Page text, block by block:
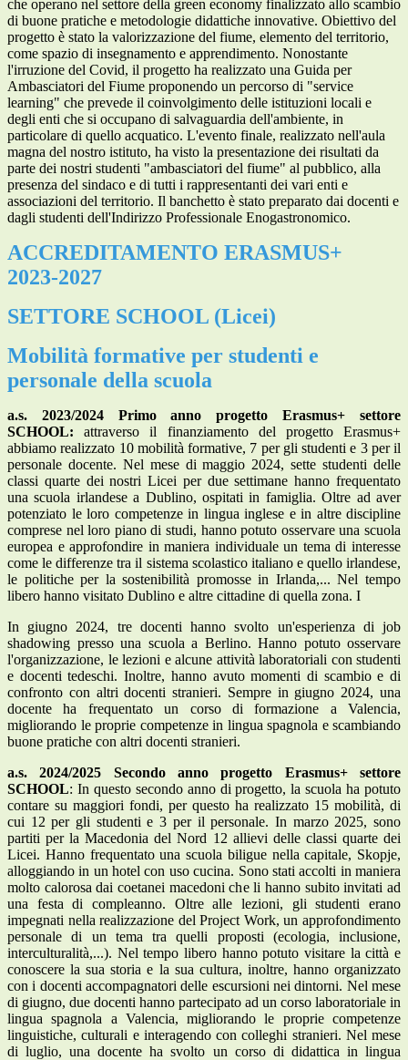
che operano nel settore della green economy finalizzato allo scambio
di buone pratiche e metodologie didattiche innovative. Obiettivo del
progetto è stato la valorizzazione del fiume, elemento del territorio,
come spazio di insegnamento e apprendimento. Nonostante
l'irruzione del Covid, il progetto ha realizzato una Guida per
Ambasciatori del Fiume proponendo un percorso di "service
learning" che prevede il coinvolgimento delle istituzioni locali e
degli enti che si occupano di salvaguardia dell'ambiente, in
particolare di quello acquatico. L'evento finale, realizzato nell'aula
magna del nostro istituto, ha visto la presentazione dei risultati da
parte dei nostri studenti "ambasciatori del fiume" al pubblico, alla
presenza del sindaco e di tutti i rappresentanti dei vari enti e
associazioni del territorio. Il banchetto è stato preparato dai docenti e
dagli studenti dell'Indirizzo Professionale Enogastronomico.
ACCREDITAMENTO ERASMUS+
2023-2027
SETTORE SCHOOL (Licei)
Mobilità formative per studenti e
personale della scuola
a.s. 2023/2024 Primo anno progetto Erasmus+ settore
SCHOOL: attraverso il finanziamento del progetto Erasmus+
abbiamo realizzato 10 mobilità formative, 7 per gli studenti e 3 per il
personale docente. Nel mese di maggio 2024, sette studenti delle
classi quarte dei nostri Licei per due settimane hanno frequentato
una scuola irlandese a Dublino, ospitati in famiglia. Oltre ad aver
potenziato le loro competenze in lingua inglese e in altre discipline
comprese nel loro piano di studi, hanno potuto osservare una scuola
europea e approfondire in maniera individuale un tema di interesse
come le differenze tra il sistema scolastico italiano e quello irlandese,
le politiche per la sostenibilità promosse in Irlanda,... Nel tempo
libero hanno visitato Dublino e altre cittadine di quella zona. I
In giugno 2024, tre docenti hanno svolto un'esperienza di job
shadowing presso una scuola a Berlino. Hanno potuto osservare
l'organizzazione, le lezioni e alcune attività laboratoriali con studenti
e docenti tedeschi. Inoltre, hanno avuto momenti di scambio e di
confronto con altri docenti stranieri. Sempre in giugno 2024, una
docente ha frequentato un corso di formazione a Valencia,
migliorando le proprie competenze in lingua spagnola e scambiando
buone pratiche con altri docenti stranieri.
a.s. 2024/2025 Secondo anno progetto Erasmus+ settore
SCHOOL: In questo secondo anno di progetto, la scuola ha potuto
contare su maggiori fondi, per questo ha realizzato 15 mobilità, di
cui 12 per gli studenti e 3 per il personale. In marzo 2025, sono
partiti per la Macedonia del Nord 12 allievi delle classi quarte dei
Licei. Hanno frequentato una scuola biligue nella capitale, Skopje,
alloggiando in un hotel con uso cucina. Sono stati accolti in maniera
molto calorosa dai coetanei macedoni che li hanno subito invitati ad
una festa di compleanno. Oltre alle lezioni, gli studenti erano
impegnati nella realizzazione del Project Work, un approfondimento
personale di un tema tra quelli proposti (ecologia, inclusione,
interculturalità,...). Nel tempo libero hanno potuto visitare la città e
conoscere la sua storia e la sua cultura, inoltre, hanno organizzato
con i docenti accompagnatori delle escursioni nei dintorni. Nel mese
di giugno, due docenti hanno partecipato ad un corso laboratoriale in
lingua spagnola a Valencia, migliorando le proprie competenze
linguistiche, culturali e interagendo con colleghi stranieri. Nel mese
di luglio, una docente ha svolto un corso di didattica in lingua